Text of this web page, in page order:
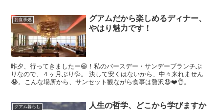
お食事処
グアムだから楽しめるディナー、
やはり魅力です！
昨夕、行ってきましたー😆！私のバースデー・サンデーブランチぶ
りなので、４ヶ月ぶり💦。 決して安くはないから、中々来れません
😭。こんな場所から、サンセット観ながら食事は贅沢😆❤️👌。
グアム暮らし
人生の哲学、どこから学びますか